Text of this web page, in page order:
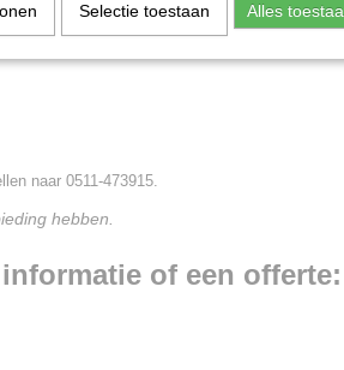
naar 0511-473915.
hebben.
of een offerte:
Selectie toestaan Alles